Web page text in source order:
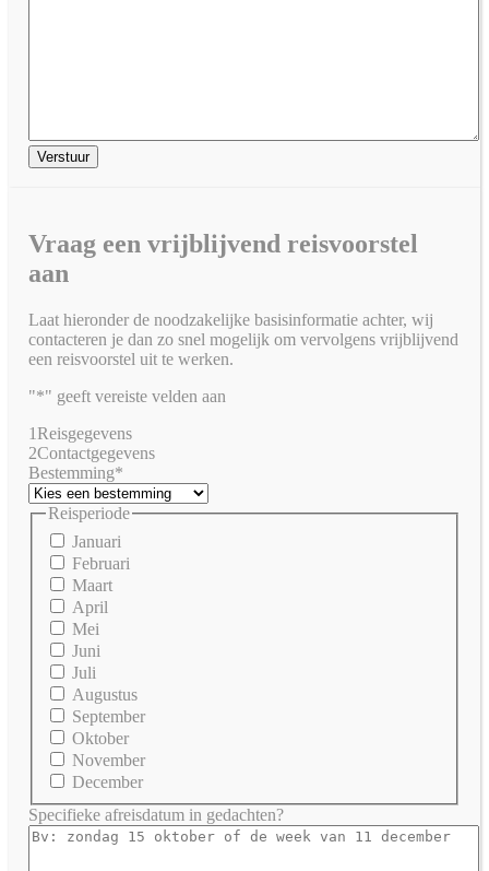
Vraag een vrijblijvend reisvoorstel
aan
Laat hieronder de noodzakelijke basisinformatie achter, wij
contacteren je dan zo snel mogelijk om vervolgens vrijblijvend
een reisvoorstel uit te werken.
"*" geeft vereiste velden aan
1Reisgegevens
2Contactgegevens
Bestemming*
Reisperiode
Januari
Februari
Maart
April
Mei
Juni
Juli
Augustus
September
Oktober
November
December
Specifieke afreisdatum in gedachten?